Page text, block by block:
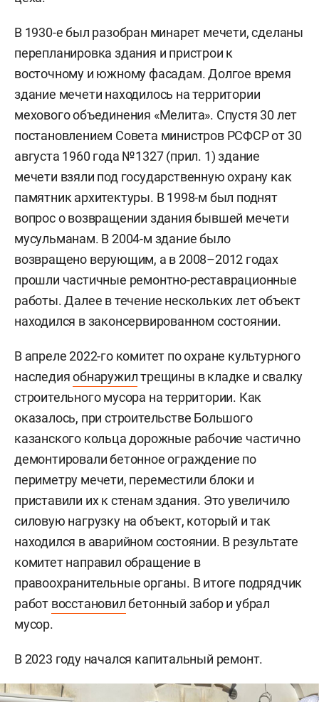
В 1930-е был разобран минарет мечети, сделаны
перепланировка здания и пристрои к
восточному и южному фасадам. Долгое время
здание мечети находилось на территории
мехового объединения «Мелита». Спустя 30 лет
постановлением Совета министров РСФСР от 30
августа 1960 года №1327 (прил. 1) здание
мечети взяли под государственную охрану как
памятник архитектуры. В 1998-м был поднят
вопрос о возвращении здания бывшей мечети
мусульманам. В 2004-м здание было
возвращено верующим, а в 2008–2012 годах
прошли частичные ремонтно-реставрационные
работы. Далее в течение нескольких лет объект
находился в законсервированном состоянии.
В апреле 2022-го комитет по охране культурного
наследияобнаружилтрещины в кладке и свалку
строительного мусора на территории. Как
оказалось, при строительстве Большого
казанского кольца дорожные рабочие частично
демонтировали бетонное ограждение по
периметру мечети, переместили блоки и
приставили их к стенам здания. Это увеличило
силовую нагрузку на объект, который и так
находился в аварийном состоянии. В результате
комитет направил обращение в
правоохранительные органы. В итоге подрядчик
работ восстановилбетонный забор и убрал
мусор.
В 2023 году начался капитальный ремонт.